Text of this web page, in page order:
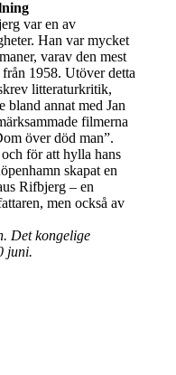
var en av
Han var mycket
varav den mest
1958. Utöver detta
litteraturkritik,
bland annat med Jan
filmerna
över död man”.
för att hylla hans
skapat en
Rifbjerg – en
men också av
Det kongelige
juni.